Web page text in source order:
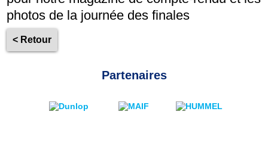
photos de la journée des finales
< Retour
Partenaires